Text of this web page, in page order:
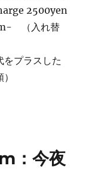
2500yen
（入れ替
をプラスした
：今夜